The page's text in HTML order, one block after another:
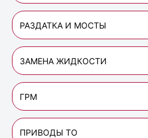
РАЗДАТКА И МОСТЫ
ЗАМЕНА ЖИДКОСТИ
ГРМ
ПРИВОДЫ ТО